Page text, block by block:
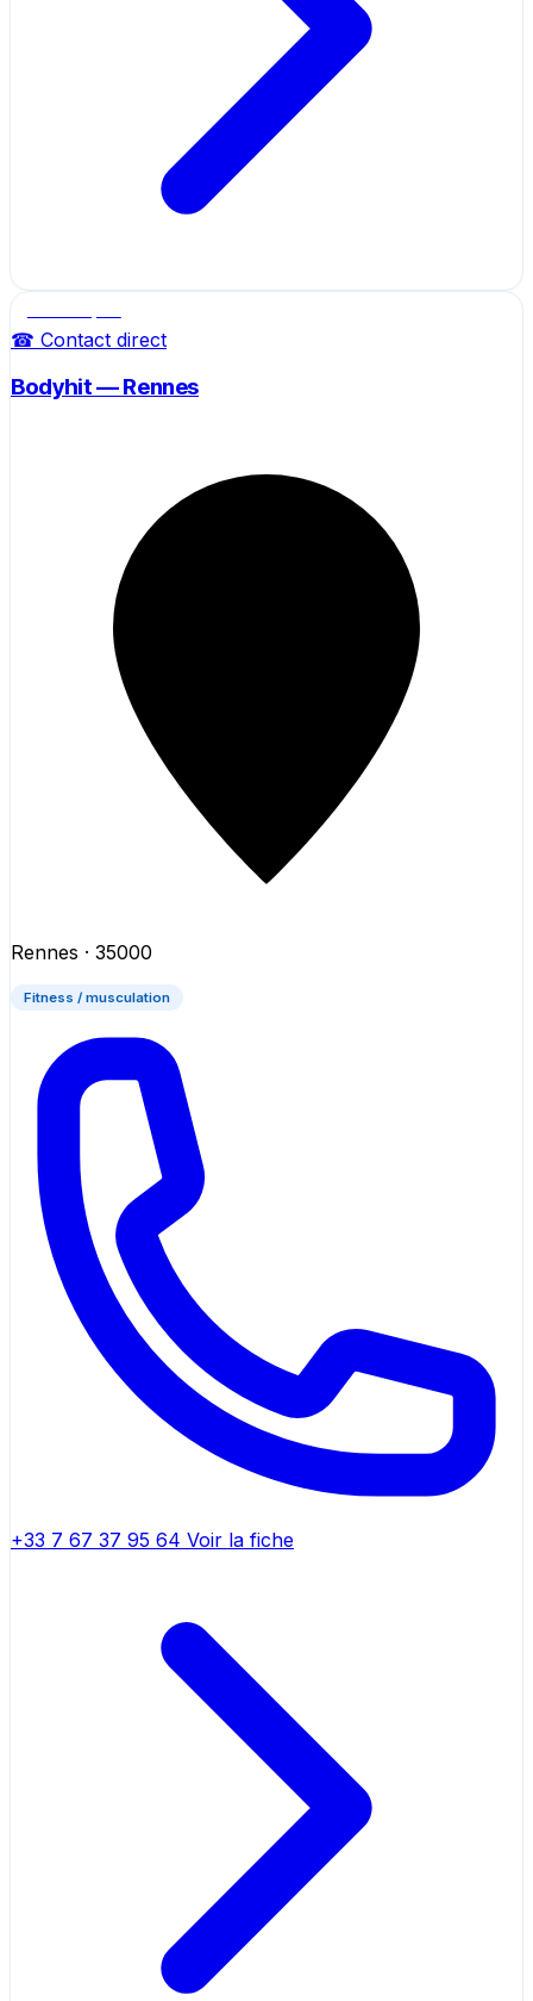
☎ Contact direct
Bodyhit — Rennes
Rennes · 35000
Fitness / musculation
+33 7 67 37 95 64 Voir la fiche